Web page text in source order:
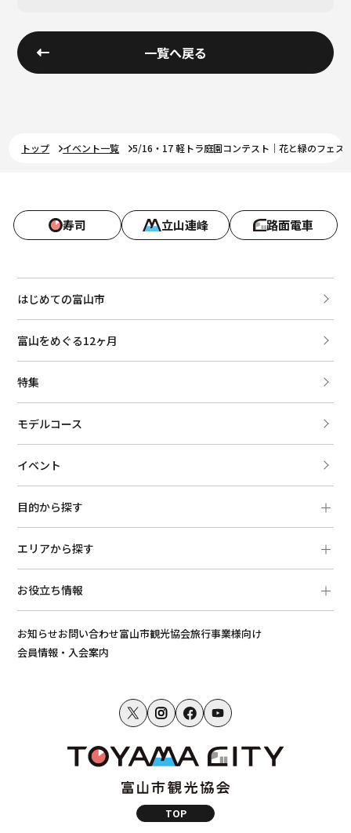
一覧へ戻る
トップ イベント一覧 5/16・17 軽トラ庭園コンテスト｜花と緑のフェス
寿司 立山連峰 路面電車
はじめての富山市
富山をめぐる12ヶ月
特集
モデルコース
イベント
目的から探す
エリアから探す
お役立ち情報
お知らせお問い合わせ富山市観光協会旅行事業様向け
会員情報・入会案内
TOP